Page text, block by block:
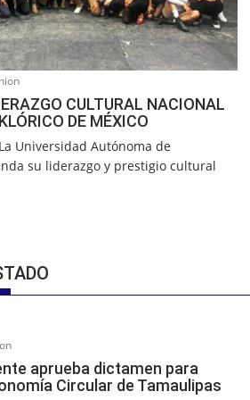
CULTURAL NACIONAL
DE MÉXICO
Universidad Autónoma de
su liderazgo y prestigio cultural
aprueba dictamen para
Circular de Tamaulipas